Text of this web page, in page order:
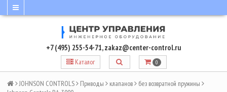
+7 (495) 255-54-71,zakaz@center-control.ru
Каталог 0
JOHNSON CONTROLS Приводы клапанов
без возвратной пружины